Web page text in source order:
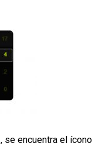
se encuentra el ícono